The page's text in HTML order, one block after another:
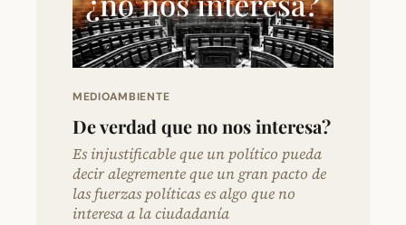
MEDIOAMBIENTE
De verdad que no nos interesa?
Es injustificable que un político pueda
decir alegremente que un gran pacto de
las fuerzas políticas es algo que no
interesa a la ciudadanía